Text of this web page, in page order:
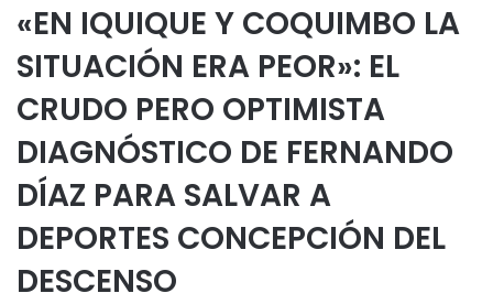
«EN IQUIQUE Y COQUIMBO LA
SITUACIÓN ERA PEOR»: EL
CRUDO PERO OPTIMISTA
DIAGNÓSTICO DE FERNANDO
DÍAZ PARA SALVAR A
DEPORTES CONCEPCIÓN DEL
DESCENSO